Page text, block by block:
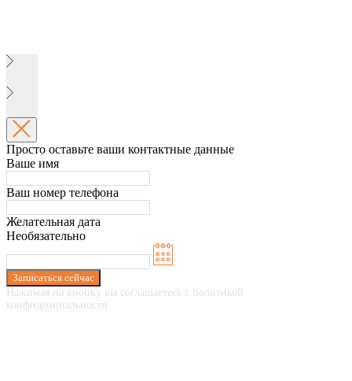
Просто оставьте ваши контактные данные
Ваше имя
Ваш номер телефона
Желательная дата
Необязательно
Записаться сейчас
Нажимая на кнопку вы соглашаетесь с политикой
конфиденциальности